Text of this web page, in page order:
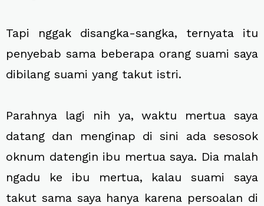
Tapi nggak disangka-sangka, ternyata itu
penyebab sama beberapa orang suami saya
dibilang suami yang takut istri.
Parahnya lagi nih ya, waktu mertua saya
datang dan menginap di sini ada sesosok
oknum datengin ibu mertua saya. Dia malah
ngadu ke ibu mertua, kalau suami saya
takut sama saya hanya karena persoalan di